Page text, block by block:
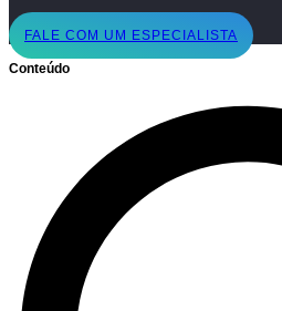
FALE COM UM ESPECIALISTA
Conteúdo